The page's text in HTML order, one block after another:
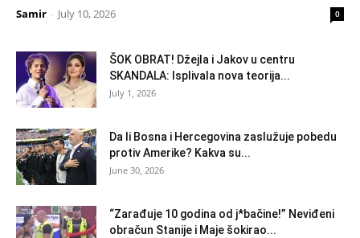
Samir - July 10, 2026 0
ŠOK OBRAT! Džejla i Jakov u centru
SKANDALA: Isplivala nova teorija...
July 1, 2026
Da li Bosna i Hercegovina zaslužuje pobedu
protiv Amerike? Kakva su...
June 30, 2026
“Zarađuje 10 godina od j*bačine!” Neviđeni
obračun Stanije i Maje šokirao...